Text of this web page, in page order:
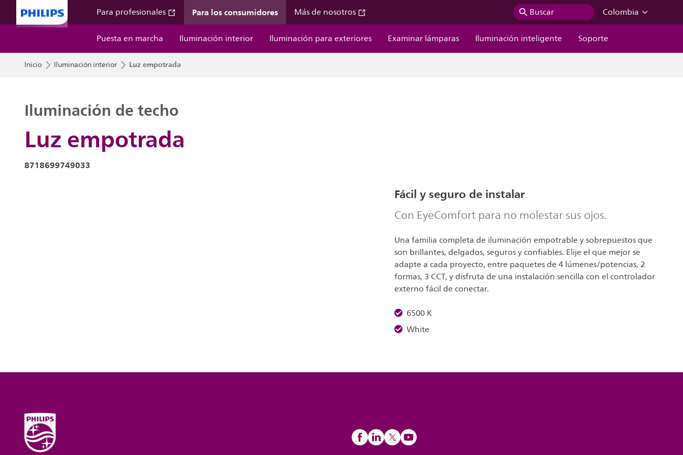
Para profesionales Para los consumidores Más de nosotros Buscar
Colombia
Puesta en marcha
Iluminación interior Iluminación para exteriores Examinar lámparas Iluminación inteligente Soporte
Inicio Iluminación interior Luz empotrada
Luz empotrada
Iluminación de techo
8718699749033
Fácil y seguro de instalar
Con EyeComfort para no molestar sus ojos.
Una familia completa de iluminación empotrable y sobrepuestos que
son brillantes, delgados, seguros y confiables. Elije el que mejor se
adapte a cada proyecto, entre paquetes de 4 lúmenes/potencias, 2
formas, 3 CCT, y disfruta de una instalación sencilla con el controlador
externo fácil de conectar.
6500 K
White